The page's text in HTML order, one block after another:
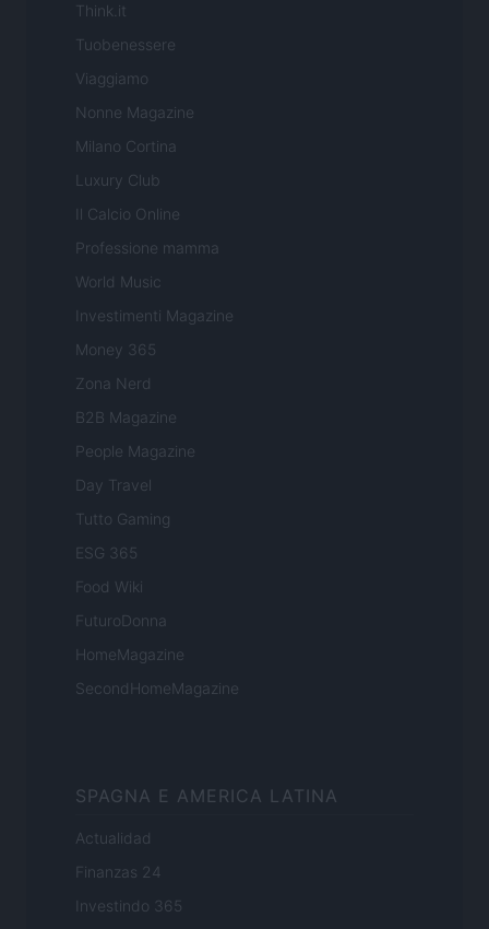
Think.it
Tuobenessere
Viaggiamo
Nonne Magazine
Milano Cortina
Luxury Club
Il Calcio Online
Professione mamma
World Music
Investimenti Magazine
Money 365
Zona Nerd
B2B Magazine
People Magazine
Day Travel
Tutto Gaming
ESG 365
Food Wiki
FuturoDonna
HomeMagazine
SecondHomeMagazine
SPAGNA E AMERICA LATINA
Actualidad
Finanzas 24
Investindo 365